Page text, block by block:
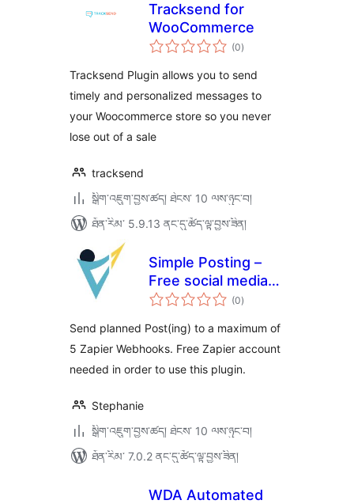
Tracksend for
WooCommerce
(0གདེང་
འཇོག་
ཚང་།
)
Tracksend Plugin allows you to send
timely and personalized messages to
your Woocommerce store so you never
lose out of a sale
tracksend
སྒྲིག་འཇུག་བྱས་ཚད། ཐེངས་ 10 ལས་ཉུང་བ།
ཐོན་རིམ་ 5.9.13 ནང་དུ་ཚོད་ལྟ་བྱས་ཟིན།
Simple Posting –
Free social media
scheduling with
Zapier
(0གདེང་
འཇོག་
ཚང་།
)
Send planned Post(ing) to a maximum of
5 Zapier Webhooks. Free Zapier account
needed in order to use this plugin.
Stephanie
སྒྲིག་འཇུག་བྱས་ཚད། ཐེངས་ 10 ལས་ཉུང་བ།
ཐོན་རིམ་ 7.0.2 ནང་དུ་ཚོད་ལྟ་བྱས་ཟིན།
WDA Automated